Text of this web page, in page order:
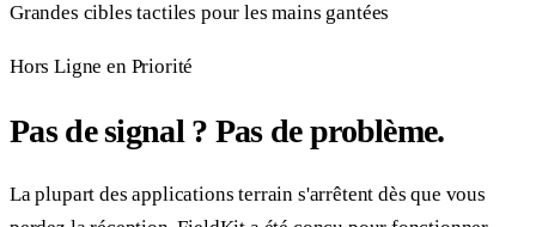
Grandes cibles tactiles pour les mains gantées
Hors Ligne en Priorité
Pas de signal ? Pas de problème.
La plupart des applications terrain s'arrêtent dès que vous